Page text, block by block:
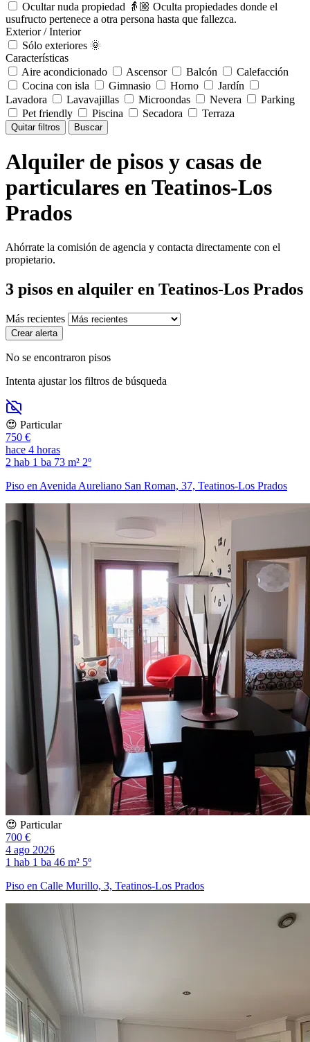
Ocultar nuda propiedad 👵🏼 Oculta propiedades donde el
usufructo pertenece a otra persona hasta que fallezca.
Exterior / Interior
Sólo exteriores 🌞
Características
Aire acondicionado
Ascensor Balcón
Calefacción
Cocina con isla
Gimnasio Horno
Jardín
Lavadora
Lavavajillas Microondas Nevera
Parking
Pet friendly
Piscina Secadora Terraza
Quitar filtros Buscar
Alquiler de pisos y casas de
particulares en Teatinos-Los
Prados
Ahórrate la comisión de agencia y contacta directamente con el
propietario.
3 pisos en alquiler en Teatinos-Los Prados
Más recientes
Crear alerta
No se encontraron pisos
Intenta ajustar los filtros de búsqueda
😍 Particular
750 €
hace 4 horas
2 hab 1 ba 73 m² 2º
Piso en Avenida Aureliano San Roman, 37, Teatinos-Los Prados
😍 Particular
700 €
4 ago 2026
1 hab 1 ba 46 m² 5º
Piso en Calle Murillo, 3, Teatinos-Los Prados